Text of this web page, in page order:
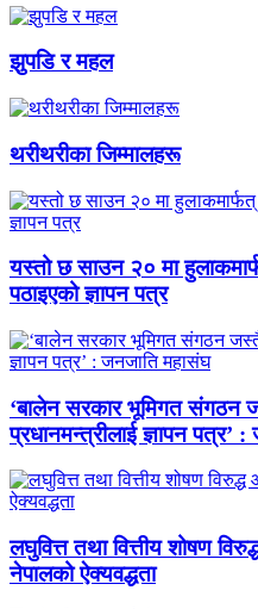
झुपडि र महल
थरीथरीका जिम्मालहरू
यस्तो छ साउन २० मा
पठाइएको ज्ञापन पत्र
‘बालेन सरकार भूमिगत संगठन
प्रधानमन्त्रीलाई ज्ञापन पत्र’
लघुवित्त तथा वित्तीय शोषण
नेपालको ऐक्यवद्धता